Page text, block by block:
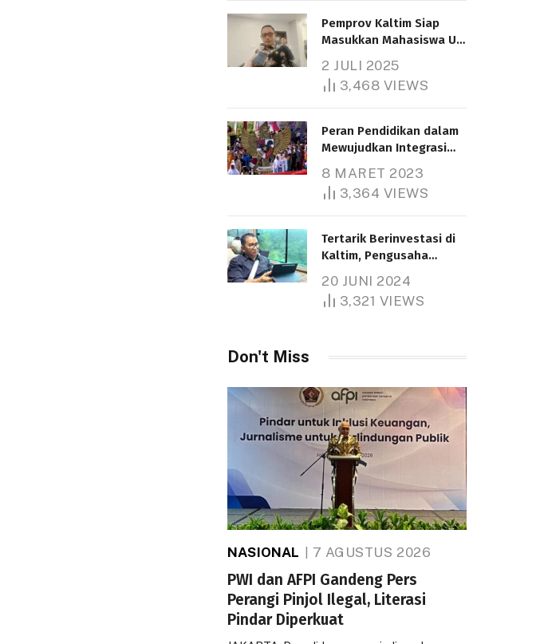
Pemprov Kaltim Siap
Masukkan Mahasiswa UT
Bantuan Pendidikan
Gratispol
2 JULI 2025
3,468 VIEWS
Peran Pendidikan dalam
Mewujudkan Integrasi
8 MARET 2023
3,364 VIEWS
Tertarik Berinvestasi di
Kaltim, Pengusaha
1.000 Hektare
20 JUNI 2024
3,321 VIEWS
Don't Miss
NASIONAL 7 AGUSTUS 2026
PWI dan AFPI Gandeng Pers
Perangi Pinjol Ilegal, Literasi
Pindar Diperkuat